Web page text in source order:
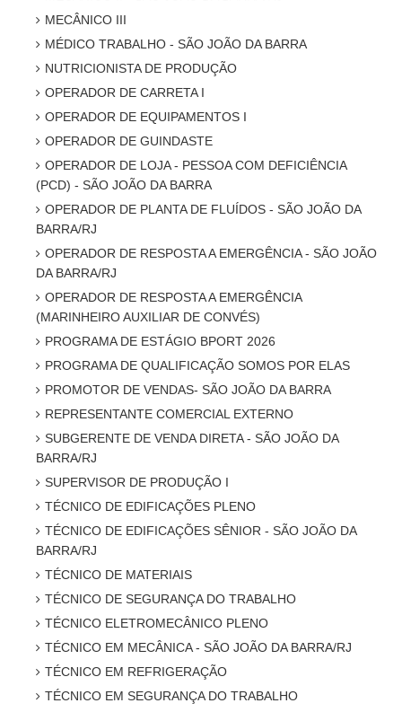
MECÂNICO III
MÉDICO TRABALHO - SÃO JOÃO DA BARRA
NUTRICIONISTA DE PRODUÇÃO
OPERADOR DE CARRETA I
OPERADOR DE EQUIPAMENTOS I
OPERADOR DE GUINDASTE
OPERADOR DE LOJA - PESSOA COM DEFICIÊNCIA
(PCD) - SÃO JOÃO DA BARRA
OPERADOR DE PLANTA DE FLUÍDOS - SÃO JOÃO DA
BARRA/RJ
OPERADOR DE RESPOSTA A EMERGÊNCIA - SÃO JOÃO
DA BARRA/RJ
OPERADOR DE RESPOSTA A EMERGÊNCIA
(MARINHEIRO AUXILIAR DE CONVÉS)
PROGRAMA DE ESTÁGIO BPORT 2026
PROGRAMA DE QUALIFICAÇÃO SOMOS POR ELAS
PROMOTOR DE VENDAS- SÃO JOÃO DA BARRA
REPRESENTANTE COMERCIAL EXTERNO
SUBGERENTE DE VENDA DIRETA - SÃO JOÃO DA
BARRA/RJ
SUPERVISOR DE PRODUÇÃO I
TÉCNICO DE EDIFICAÇÕES PLENO
TÉCNICO DE EDIFICAÇÕES SÊNIOR - SÃO JOÃO DA
BARRA/RJ
TÉCNICO DE MATERIAIS
TÉCNICO DE SEGURANÇA DO TRABALHO
TÉCNICO ELETROMECÂNICO PLENO
TÉCNICO EM MECÂNICA - SÃO JOÃO DA BARRA/RJ
TÉCNICO EM REFRIGERAÇÃO
TÉCNICO EM SEGURANÇA DO TRABALHO